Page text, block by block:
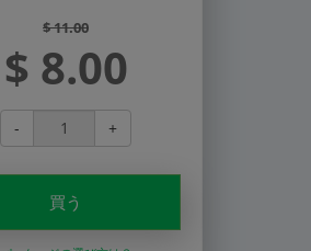
$ 11.00
$ 8.00
- +
買う